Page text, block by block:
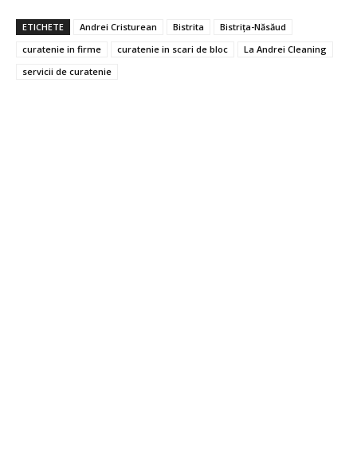
ETICHETE Andrei Cristurean Bistrita
Bistrița-Năsăud
curatenie in firme
curatenie in scari de bloc
La Andrei Cleaning
servicii de curatenie